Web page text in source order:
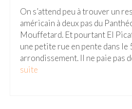
Vietnam
Baie d’Halong
Hanoi
On s’attend peu à trouver un
américain à deux pas du
Mouffetard. Et pourtant El
une petite rue en pente dans le
arrondissement. Il ne paie pas
suite­­